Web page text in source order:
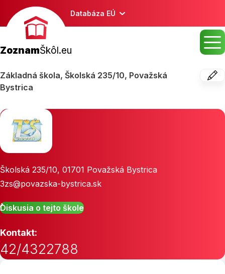
Databáza EÚ
ZoznamŠkôl.eu
Základná škola, Školská 235/10, Považská
Bystrica
Školská 235/10, 01701 Považská Bystrica
3zs@povazska-bystrica.sk
Diskusia o tejto škole
Kontakt:
42/4322788